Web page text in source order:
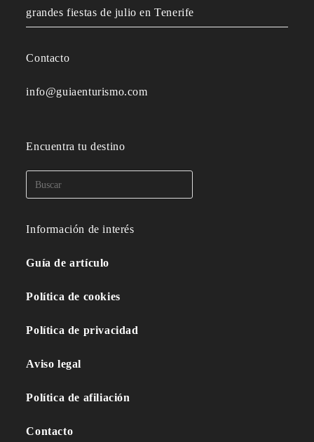
grandes fiestas de julio en Tenerife
Contacto
info@guiaenturismo.com
Encuentra tu destino
Información de interés
Guía de artículo
Política de cookies
Política de privacidad
Aviso legal
Política de afiliación
Contacto